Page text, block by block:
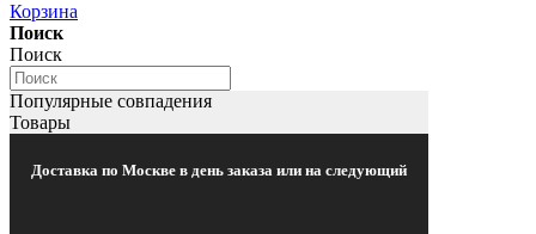
Корзина
Поиск
Поиск
Популярные совпадения
Товары
Доставка по Москве в день заказа или на следующий